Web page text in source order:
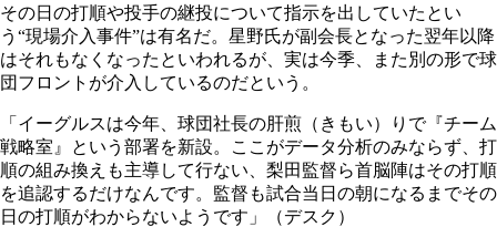
その日の打順や投手の継投について指示を出していたとい
う“現場介入事件”は有名だ。星野氏が副会長となった翌年以降
はそれもなくなったといわれるが、実は今季、また別の形で球
団フロントが介入しているのだという。
「イーグルスは今年、球団社長の肝煎（きもい）りで『チーム
戦略室』という部署を新設。ここがデータ分析のみならず、打
順の組み換えも主導して行ない、梨田監督ら首脳陣はその打順
を追認するだけなんです。監督も試合当日の朝になるまでその
日の打順がわからないようです」（デスク）